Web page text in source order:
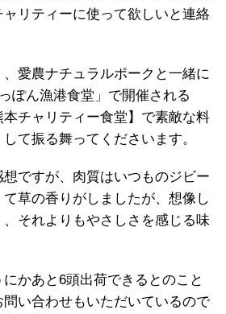
リティーに使って欲しいと連絡
愛農ナチュラルポークと一緒に
ぽん漁港食堂」で開催される
本チャリティー食堂】で素敵な料
て振る舞ってくださいます。
ですが、肉質はいつものジビー
草の香りがしましたが、想像し
それよりもやさしさを感じる味
かあと6頭出荷できるとのこと
い合わせもいただいているので